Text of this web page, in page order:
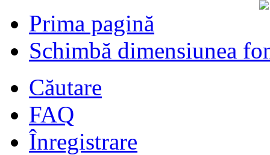
Prima pagină
Schimbă dimensiunea
Căutare
FAQ
Înregistrare